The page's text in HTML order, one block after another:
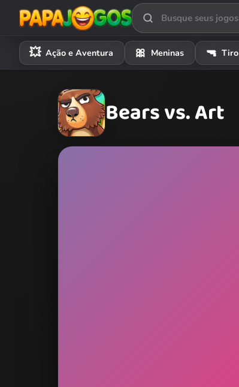
💥 Ação e Aventura 🎀 Meninas 🔫 Tiro
Bears vs. Art